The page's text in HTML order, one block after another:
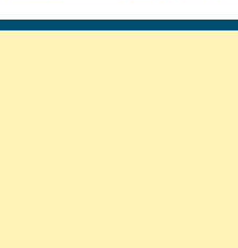
page page page page